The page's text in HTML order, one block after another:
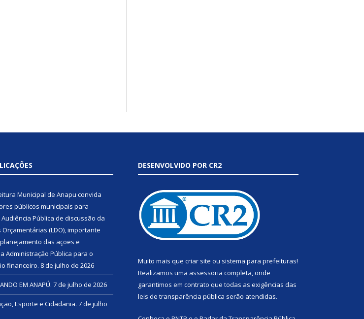
Municipal de Anapu convida
públicos municipais para
Pública de discussão da
(LDO), importante
das ações e
Administração Pública para o
financeiro. 8 de julho de 2026
EM ANAPÚ. 7 de julho de 2026
Esporte e Cidadania. 7 de julho
DESENVOLVIDO POR CR2
Muito mais que criar site ou sistema para prefeituras!
Realizamos uma assessoria completa, onde
garantimos em contrato que todas as exigências das
leis de transparência pública serão atendidas.